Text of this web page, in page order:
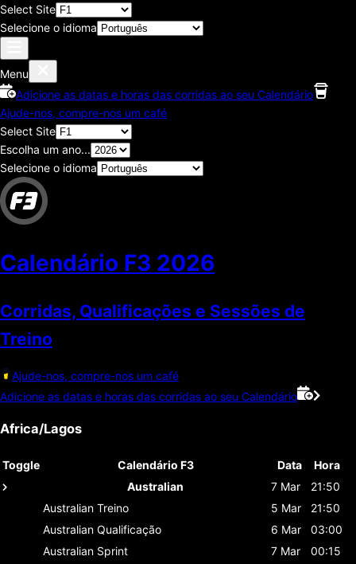
Select Site
Selecione o idioma
Menu
Adicione as datas e horas das corridas ao seu Calendário
Ajude-nos, compre-nos um café
Select Site
Escolha um ano...
Selecione o idioma
Calendário F3 2026
Corridas, Qualificações e Sessões de
Treino
Ajude-nos, compre-nos um café
Adicione as datas e horas das corridas ao seu Calendário
Africa/Lagos
Toggle Calendário F3 Data
Hora
Australian
7 Mar
21:50
Australian Treino 5 Mar
21:50
Australian Qualificação 6 Mar
03:00
Australian Sprint 7 Mar
00:15